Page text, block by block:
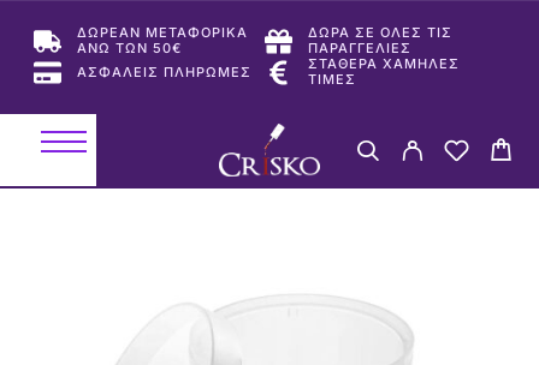
ΔΩΡΕΑΝ ΜΕΤΑΦΟΡΙΚΑ
ΑΝΩ ΤΩΝ 50€
ΔΩΡΑ ΣΕ ΟΛΕΣ ΤΙΣ
ΠΑΡΑΓΓΕΛΙΕΣ
ΑΣΦΑΛΕΙΣ ΠΛΗΡΩΜΕΣ
ΣΤΑΘΕΡΑ ΧΑΜΗΛΕΣ
ΤΙΜΕΣ